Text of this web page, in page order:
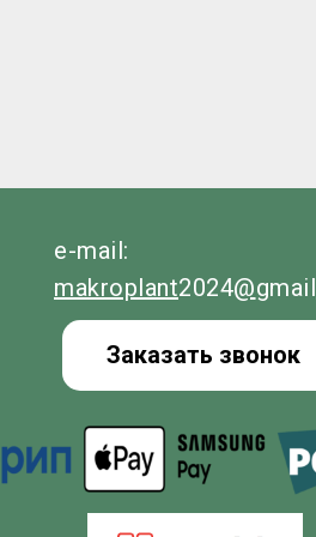
Заказать звонок
e-mail:
makroplant2024@gmail